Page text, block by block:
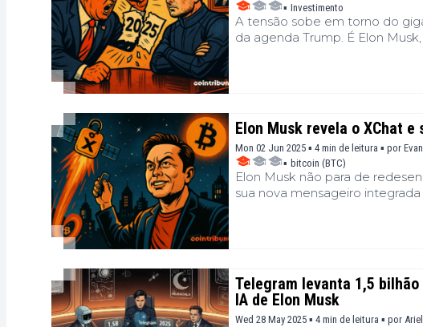
▪ Investimento
A tensão sobe em torno do
da agenda Trump. É Elon
Elon Musk revela o XChat
Mon 02 Jun 2025 ▪ 4 min de leitura ▪ por
▪ bitcoin (BTC)
Elon Musk não para de
sua nova mensageiro
Telegram levanta 1,5
IA de Elon Musk
Wed 28 May 2025 ▪ 4 min de leitura ▪ por